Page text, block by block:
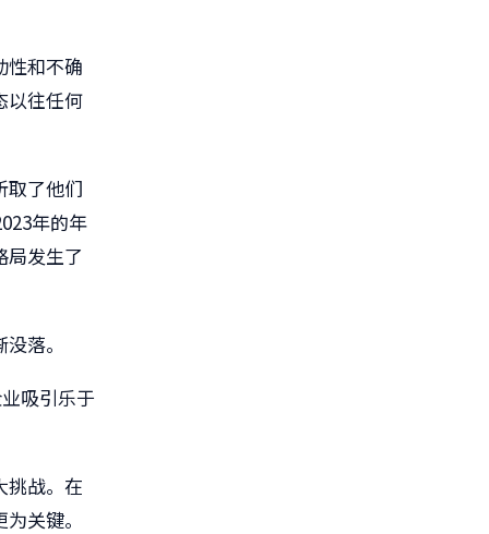
性和不确
以往任何
取了他们
年的年
局发生了
落。
吸引乐于
挑战。在
关键。